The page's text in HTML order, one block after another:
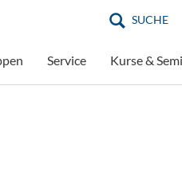
SUCHE
Service Kurse &